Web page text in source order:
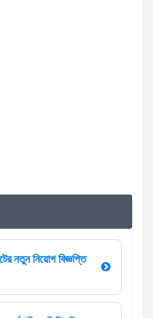
নতুন নিয়োগ বিজ্ঞপ্তি